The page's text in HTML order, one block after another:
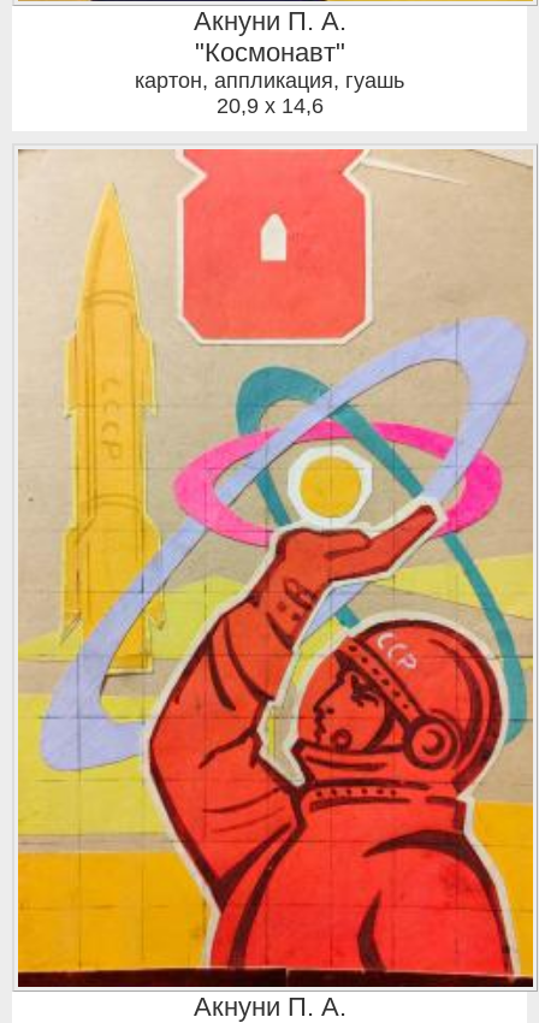
Акнуни П. А.
"Космонавт"
картон, аппликация, гуашь
20,9 x 14,6
Акнуни П. А.